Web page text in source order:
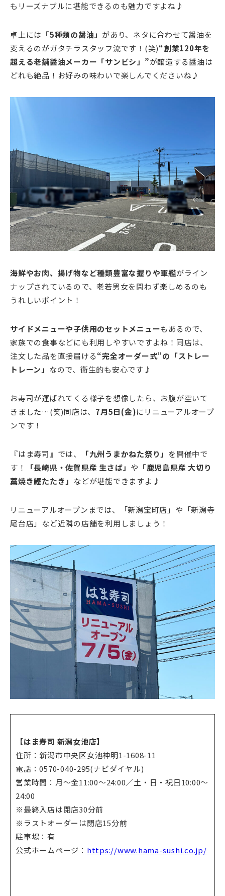
もリーズナブルに堪能できるのも魅力ですよね♪
卓上には 「5種類の醤油」 があり、ネタに合わせて醤油を
変えるのがガタチラスタッフ流です！(笑)“創業120年を
超える老舗醤油メーカー「サンビシ」”が醸造する醤油は
どれも絶品！お好みの味わいで楽しんでくださいね♪
海鮮やお肉、揚げ物など種類豊富な握りや軍艦がライン
ナップされているので、老若男女を問わず楽しめるのも
うれしいポイント！
サイドメニューや子供用のセットメニューもあるので、
家族での食事などにも利用しやすいですよね！同店は、
注文した品を直接届ける“完全オーダー式”の「ストレー
トレーン」 なので、衛生的も安心です♪
お寿司が運ばれてくる様子を想像したら、お腹が空いて
きました…(笑)同店は、 7月5日(金)にリニューアルオープ
ンです！
『はま寿司』では、 「九州うまかねた祭り」 を開催中で
す！
「長崎県・佐賀県産 生さば」 や 「鹿児島県産 大切り
藁焼き鰹たたき」 などが堪能できますよ♪
リニューアルオープンまでは、「新潟宝町店」や「新潟寺
尾台店」など近隣の店舗を利用しましょう！
【はま寿司 新潟女池店】
住所：新潟市中央区女池神明1-1608-11
電話：0570-040-295(ナビダイヤル)
営業時間：月～金11:00～24:00／土・日・祝日10:00～
24:00
※最終入店は閉店30分前
※ラストオーダーは閉店15分前
駐車場：有
公式ホームページ： https://www.hama-sushi.co.jp/